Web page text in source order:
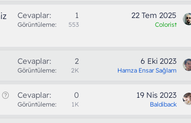
Cevaplar 1
Görüntüleme 553
22 Tem 2025
Colorist
Cevaplar 2
Görüntüleme 2K
6 Eki 2023
Hamza Ensar Sağlam
Cevaplar 0
Görüntüleme 1K
19 Nis 2023
Baldiback